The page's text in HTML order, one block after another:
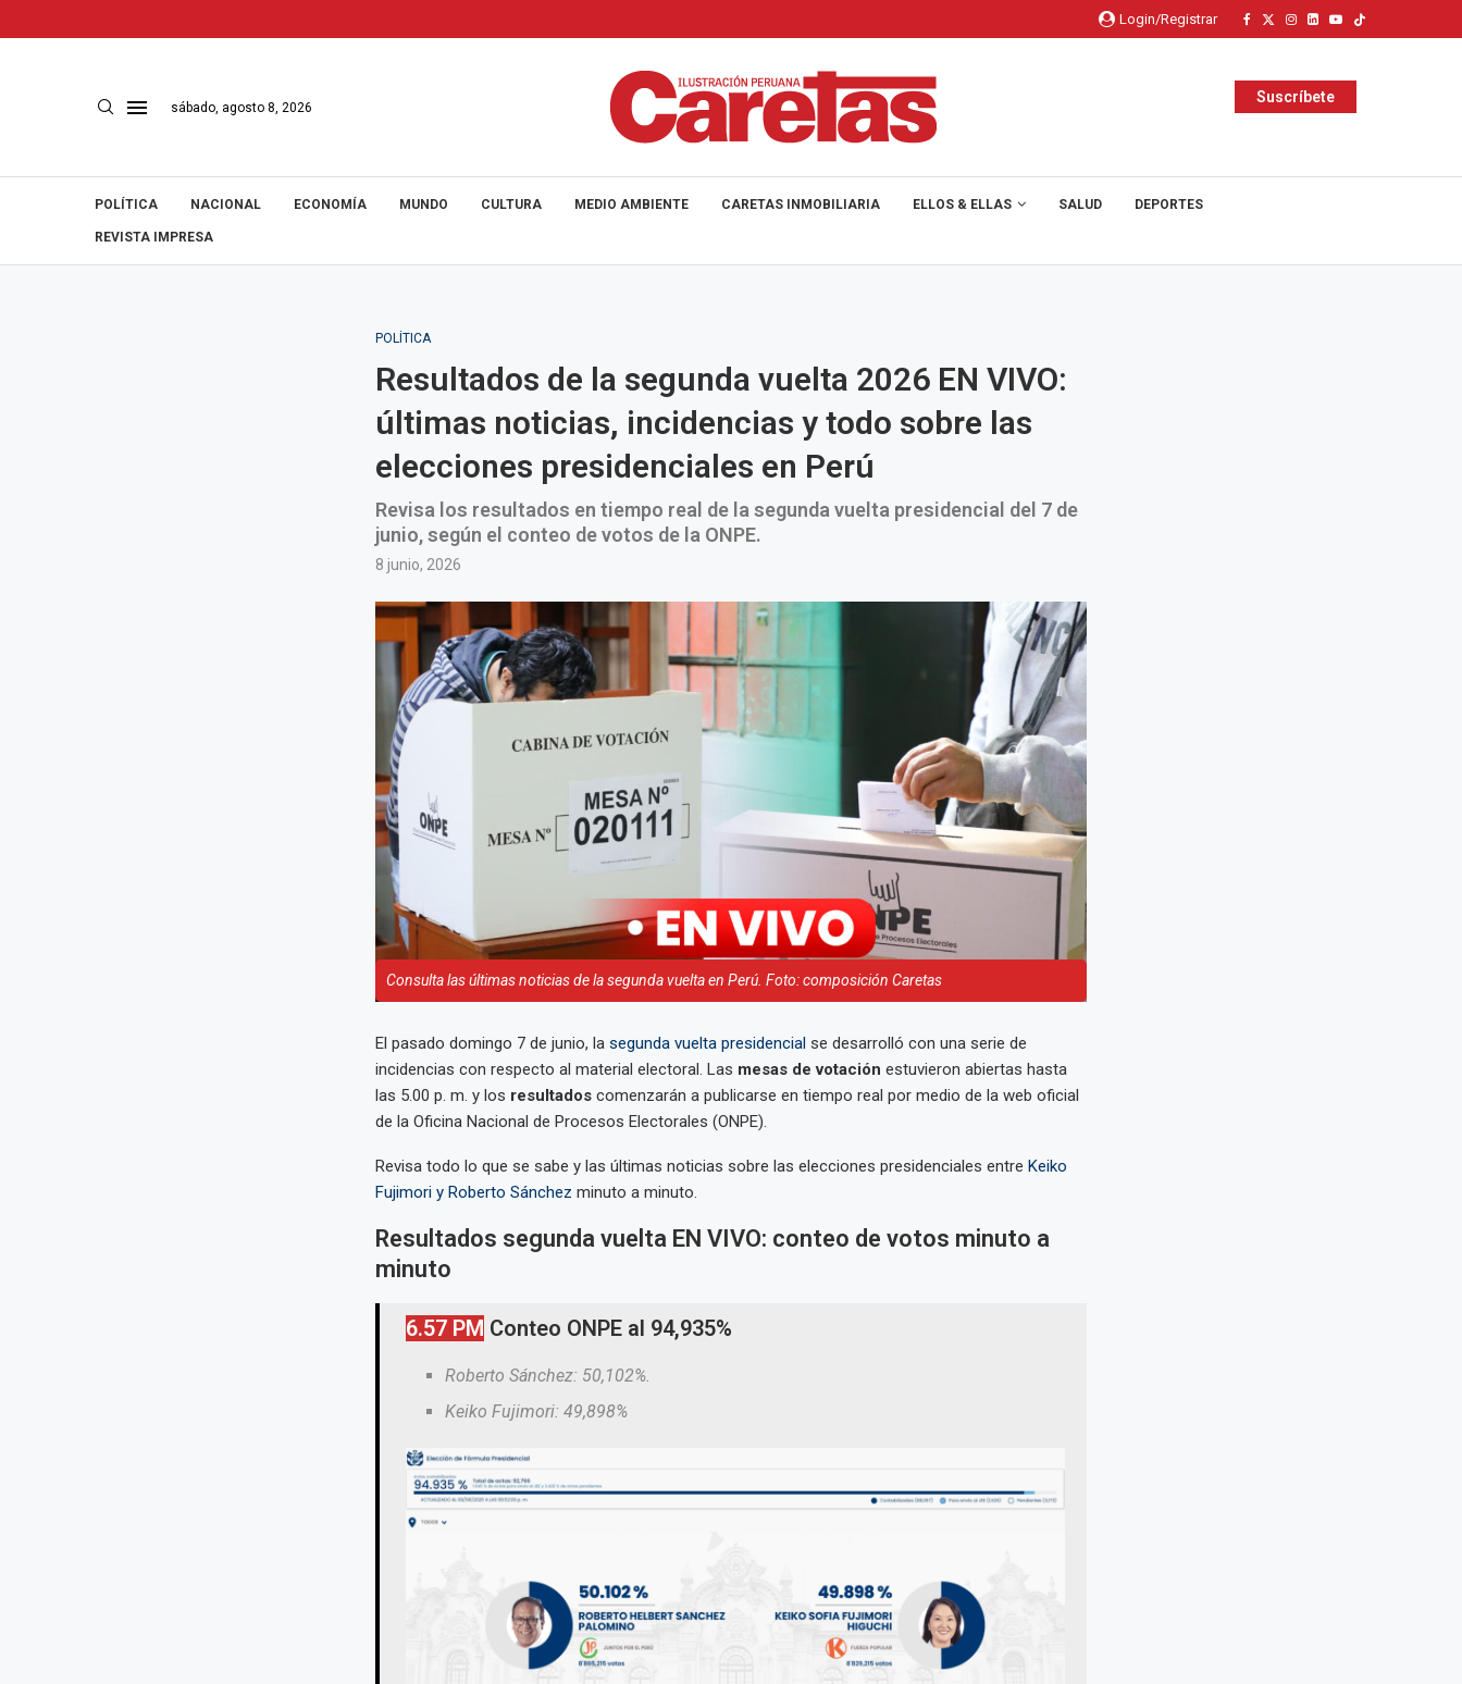
Login/Registrar
sábado, agosto 8, 2026
Suscríbete
POLÍTICA NACIONAL ECONOMÍA MUNDO CULTURA MEDIO AMBIENTE CARETAS INMOBILIARIA ELLOS & ELLAS SALUD DEPORTES
REVISTA IMPRESA
POLÍTICA
Resultados de la segunda vuelta 2026 EN VIVO:
últimas noticias, incidencias y todo sobre las
elecciones presidenciales en Perú
Revisa los resultados en tiempo real de la segunda vuelta presidencial del 7 de
junio, según el conteo de votos de la ONPE.
8 junio, 2026
Consulta las últimas noticias de la segunda vuelta en Perú. Foto: composición Caretas
El pasado domingo 7 de junio, la segunda vuelta presidencial se desarrolló con una serie de
incidencias con respecto al material electoral. Las mesas de votación estuvieron abiertas hasta
las 5.00 p. m. y los resultados comenzarán a publicarse en tiempo real por medio de la web oficial
de la Oficina Nacional de Procesos Electorales (ONPE).
Revisa todo lo que se sabe y las últimas noticias sobre las elecciones presidenciales entre Keiko
Fujimori y Roberto Sánchez minuto a minuto.
Resultados segunda vuelta EN VIVO: conteo de votos minuto a
minuto
6.57 PM Conteo ONPE al 94,935%
Roberto Sánchez: 50,102%.
Keiko Fujimori: 49,898%